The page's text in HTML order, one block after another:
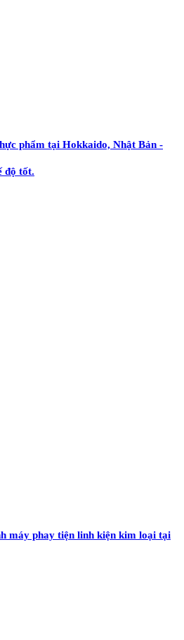
phẩm tại Hokkaido, Nhật Bản -
độ tốt.
máy phay tiện linh kiện kim loại tại